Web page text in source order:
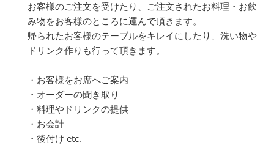
お客様のご注文を受けたり、ご注文されたお料理・お飲
み物をお客様のところに運んで頂きます。
帰られたお客様のテーブルをキレイにしたり、洗い物や
ドリンク作りも行って頂きます。
・お客様をお席へご案内
・オーダーの聞き取り
・料理やドリンクの提供
・お会計
・後付け etc.